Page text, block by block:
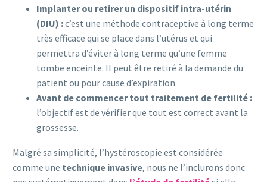
Implanter ou retirer un dispositif intra-utérin
(DIU) :c’est une méthode contraceptive à long terme
très efficace qui se place dans l’utérus et qui
permettra d’éviter à long terme qu’une femme
tombe enceinte. Il peut être retiré à la demande du
patient ou pour cause d’expiration.
Avant de commencer tout traitement de fertilité :
l’objectif est de vérifier que tout est correct avant la
grossesse.
Malgré sa simplicité, l’hystéroscopie est considérée
comme une technique invasive, nous ne l’inclurons donc